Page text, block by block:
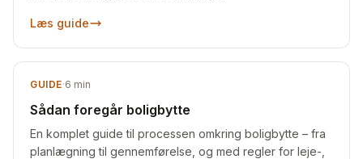
Læs guide
GUIDE·6 min
Sådan foregår boligbytte
En komplet guide til processen omkring boligbytte – fra
planlægning til gennemførelse, og med regler for leje-,